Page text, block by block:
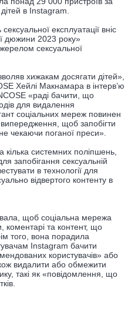
в Instagram.
експлуатації вніс
дюжини 2023 року»
сексуальної
хижакам досягати дітей»,
Хейлі Макнамара в інтерв’ю
«раді бачити, що
для видалення
соціальних мереж повинен
щоб запобігти
чекаючи поганої преси».
системних поліпшень,
запобігання сексуальній
в технології для
відвертого контенту в
щоб соціальна мережа
коментарі та контент, що
того, вона порадила
Instagram бачити
користувачів» або
видалити або обмежити
такі як «повідомлення, що